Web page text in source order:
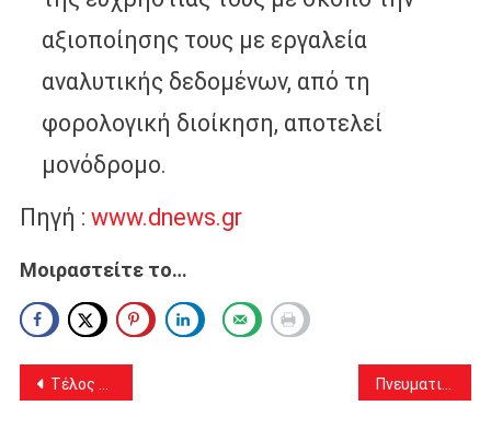
αξιοποίησης τους με εργαλεία
αναλυτικής δεδομένων, από τη
φορολογική διοίκηση, αποτελεί
μονόδρομο.
Πηγή : www.dnews.gr
Μοιραστείτε το…
Πλοήγηση
Τέλος τα φωτοβολταϊκά στη Στέγη όπως τα ξέραμε Πνευματική ποινή επέβαλε στις μοναχές της Μονής Κλειστών ο Μητροπολίτης Αθηναγόρας